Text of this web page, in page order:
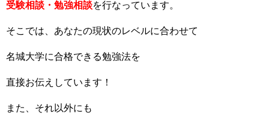
受験相談・勉強相談を行なっています。
そこでは、あなたの現状のレベルに合わせて
名城大学に合格できる勉強法を
直接お伝えしています！
また、それ以外にも